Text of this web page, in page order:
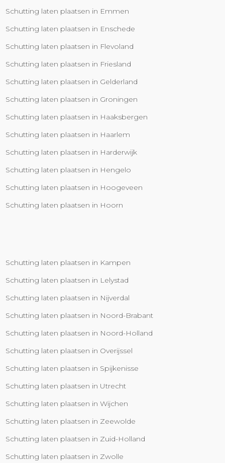
Schutting laten plaatsen in Emmen
Schutting laten plaatsen in Enschede
Schutting laten plaatsen in Flevoland
Schutting laten plaatsen in Friesland
Schutting laten plaatsen in Gelderland
Schutting laten plaatsen in Groningen
Schutting laten plaatsen in Haaksbergen
Schutting laten plaatsen in Haarlem
Schutting laten plaatsen in Harderwijk
Schutting laten plaatsen in Hengelo
Schutting laten plaatsen in Hoogeveen
Schutting laten plaatsen in Hoorn
Schutting laten plaatsen in Kampen
Schutting laten plaatsen in Lelystad
Schutting laten plaatsen in Nijverdal
Schutting laten plaatsen in Noord-Brabant
Schutting laten plaatsen in Noord-Holland
Schutting laten plaatsen in Overijssel
Schutting laten plaatsen in Spijkenisse
Schutting laten plaatsen in Utrecht
Schutting laten plaatsen in Wijchen
Schutting laten plaatsen in Zeewolde
Schutting laten plaatsen in Zuid-Holland
Schutting laten plaatsen in Zwolle